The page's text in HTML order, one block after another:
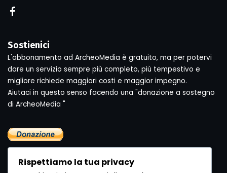
Sostienici
L'abbonamento ad ArcheoMedia è gratuito, ma per potervi
dare un servizio sempre più completo, più tempestivo e
migliore richiede maggiori costi e maggior impegno.
Aiutaci in questo senso facendo una "donazione a sostegno
di ArcheoMedia "
Rispettiamo la tua privacy